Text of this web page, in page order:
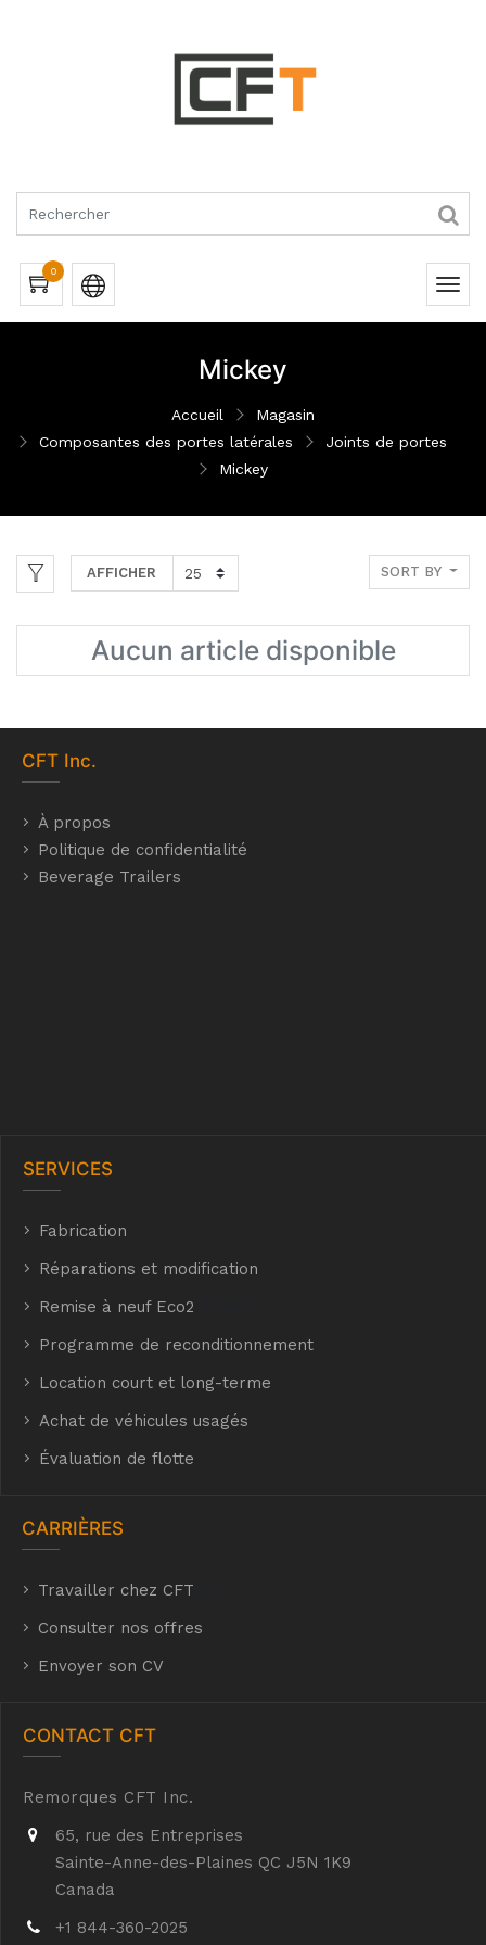
0
Mickey
Accueil
Magasin
Composantes des portes latérales
Joints de portes
Mickey
AFFICHER SORT BY
Aucun article disponible
CFT Inc.
À propos
Politique de confidentialité
Beverage Trailers
SERVICES
Fabrication
Réparations et modification
Remise à neuf Eco2
Programme de reconditionnement
Location court et long-terme
Achat de véhicules usagés
Évaluation de flotte
CARRIÈRES
Travailler chez CFT
Consulter nos offres
Envoyer son CV
CONTACT CFT
Remorques CFT Inc.
65, rue des Entreprises
Sainte-Anne-des-Plaines QC J5N 1K9
Canada
+1 844-360-2025